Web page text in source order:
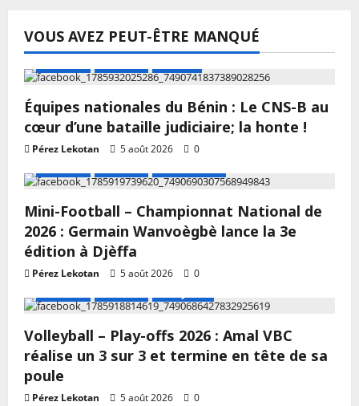
VOUS AVEZ PEUT-ÊTRE MANQUÉ
Équipes nationales du Bénin : Le CNS-B au
cœur d’une bataille judiciaire; la honte !
Pérez Lekotan 5 août 2026
0
Mini-Football – Championnat National de
2026 : Germain Wanvoègbè lance la 3e
édition à Djèffa
Pérez Lekotan 5 août 2026
0
Volleyball – Play-offs 2026 : Amal VBC
réalise un 3 sur 3 et termine en tête de sa
poule
Pérez Lekotan 5 août 2026
0